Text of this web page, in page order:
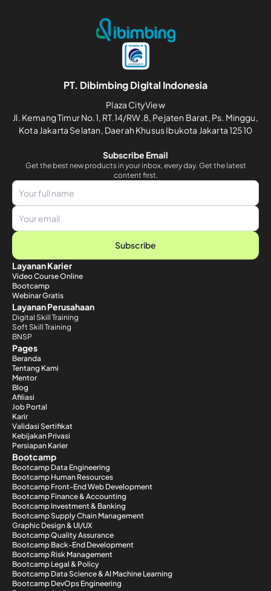
PT. Dibimbing Digital Indonesia
Plaza CityView
Jl. Kemang Timur No.1, RT.14/RW.8, Pejaten Barat, Ps. Minggu,
Kota Jakarta Selatan, Daerah Khusus Ibukota Jakarta 12510
Subscribe Email
Get the best new products in your inbox, every day. Get the latest
content first.
Subscribe
Layanan Karier
Video Course Online
Bootcamp
Webinar Gratis
Layanan Perusahaan
Digital Skill Training
Soft Skill Training
BNSP
Pages
Beranda
Tentang Kami
Mentor
Blog
Afiliasi
Job Portal
Karir
Validasi Sertifikat
Kebijakan Privasi
Persiapan Karier
Bootcamp
Bootcamp Data Engineering
Bootcamp Human Resources
Bootcamp Front-End Web Development
Bootcamp Finance & Accounting
Bootcamp Investment & Banking
Bootcamp Supply Chain Management
Graphic Design & UI/UX
Bootcamp Quality Assurance
Bootcamp Back-End Development
Bootcamp Risk Management
Bootcamp Legal & Policy
Bootcamp Data Science & AI Machine Learning
Bootcamp DevOps Engineering